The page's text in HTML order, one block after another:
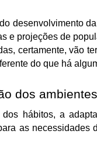
desenvolvimento
e projeções de
certamente, vão
do que há
dos
hábitos, a
as